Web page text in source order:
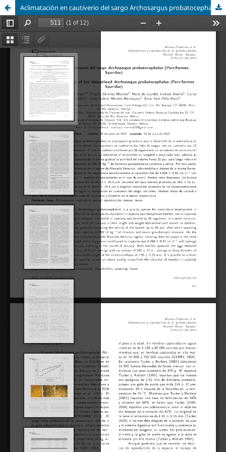
Aclimatación en cautiverio del sargo Archosargus probatocephalus (Perciformes: Sparidae)